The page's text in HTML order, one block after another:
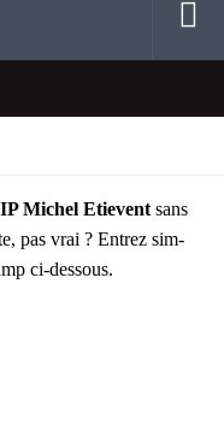
Michel Etievent sans
pas vrai ? Entrez sim­
ci-des­sous.